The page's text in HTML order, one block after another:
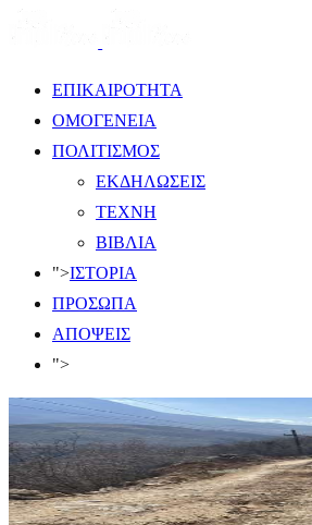
ΕΠΙΚΑΙΡΟΤΗΤΑ
ΟΜΟΓΕΝΕΙΑ
ΠΟΛΙΤΙΣΜΟΣ
ΕΚΔΗΛΩΣΕΙΣ
ΤΕΧΝΗ
ΒΙΒΛΙΑ
">ΙΣΤΟΡΙΑ
ΠΡΟΣΩΠΑ
ΑΠΟΨΕΙΣ
">